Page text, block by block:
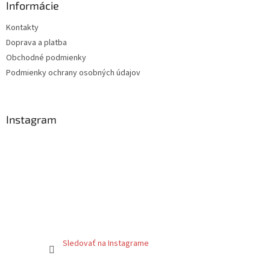
Informácie
Kontakty
Doprava a platba
Obchodné podmienky
Podmienky ochrany osobných údajov
Instagram
Sledovať na Instagrame